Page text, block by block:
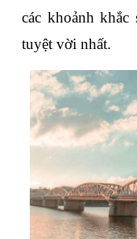
các khoảnh
tuyệt vời nhất.